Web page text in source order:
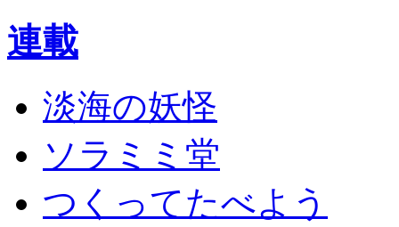
連載
淡海の妖怪
ソラミミ堂
つくってたべよう